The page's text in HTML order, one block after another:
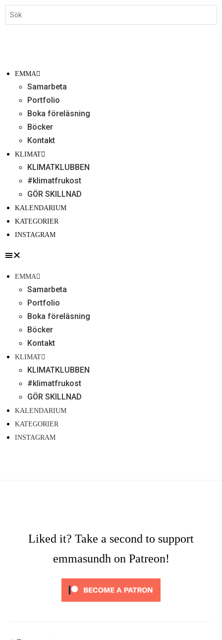
EMMA
Samarbeta
Portfolio
Boka föreläsning
Böcker
Kontakt
KLIMAT
KLIMATKLUBBEN
#klimatfrukost
GÖR SKILLNAD
KALENDARIUM
KATEGORIER
INSTAGRAM
EMMA
Samarbeta
Portfolio
Boka föreläsning
Böcker
Kontakt
KLIMAT
KLIMATKLUBBEN
#klimatfrukost
GÖR SKILLNAD
KALENDARIUM
KATEGORIER
INSTAGRAM
Liked it? Take a second to support
emmasundh on Patreon!